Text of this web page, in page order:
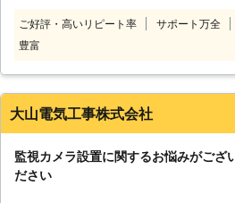
うと、防
は、プロ
ご好評・高いリピート率 サポート万全
豊富
大山電気工事株式会社
監視カメラ設置に関するお悩みがござ
ださい